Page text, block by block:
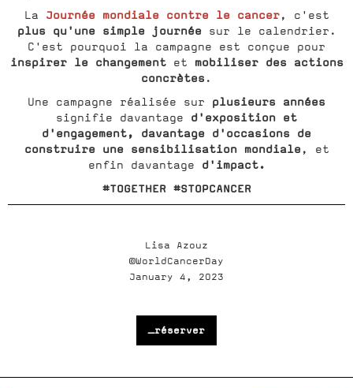
La Journée mondiale contre le cancer, c'est
plus qu'une simple journéesur le calendrier.
C'est pourquoi la campagne est conçue pour
inspirer le changementet mobiliser des actions
concrètes.
Une campagne réalisée sur plusieurs années
signifie davantage d'exposition et
d'engagement, davantage d'occasions de
construire une sensibilisation mondiale, et
enfin davantage d'impact.
#TOGETHER #STOPCANCER
Lisa Azouz
©WorldCancerDay
January 4, 2023
_réserver